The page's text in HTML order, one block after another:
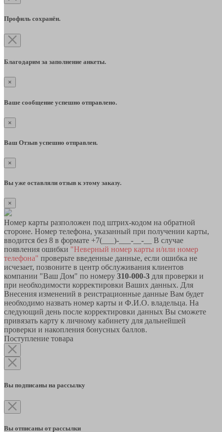
Профиль сохранён.
Благодарим за заполнение анкеты.
×
Ваше сообщение успешно отправлено.
×
Ваш Отзыв успешно отправлен.
×
Вы уже оставляли отзыв к этому заказу.
×
Номер карты разположен под штрих-кодом на обратной
стороне. Номер телефона, указанный при получении карты,
вводится без 8 в формате +7(___)-___-__-__ В случае
появления ошибки "Неверный номер карты и/или номер
телефона" проверьте введенные данные, если ошибка не
исчезает, позвоните в центр обслуживания клиентов
компании "Ваш Дом" по номеру 310-000-3 для проверки и
при необходимости корректировки Ваших данных. Для
Внесения изменений в реистрационные данные Вам будет
необходимо назвать номер карты и Ф.И.О. владельца. На
следующий день после корректировки данных Вы сможете
привязать карту к личному кабинету для дальнейшей
проверки и накопления бонусных баллов.
Поступление товара
Вы подписаны на рассылку
Вы отписаны от рассылки